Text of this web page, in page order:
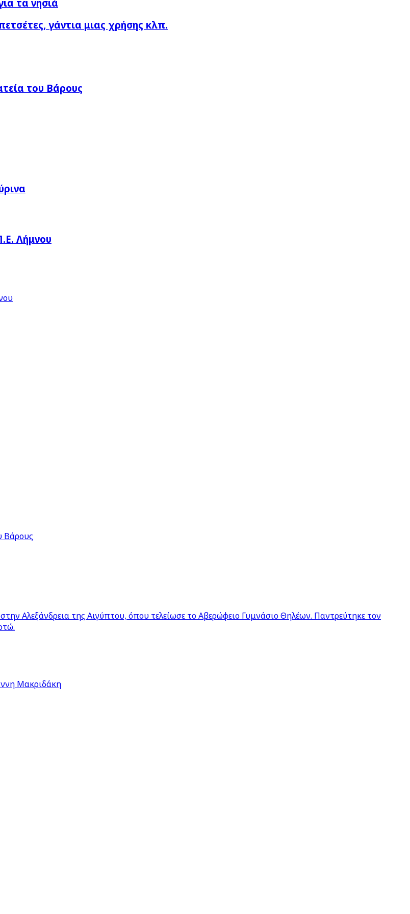
τα νησιά
γάντια μιας χρήσης κλπ.
του Βάρους
Λήμνου
Βάρους
Αλεξάνδρεια της Αιγύπτου, όπου τελείωσε το Αβερώφειο Γυμνάσιο Θηλέων. Παντρεύτηκε τον
Μακριδάκη